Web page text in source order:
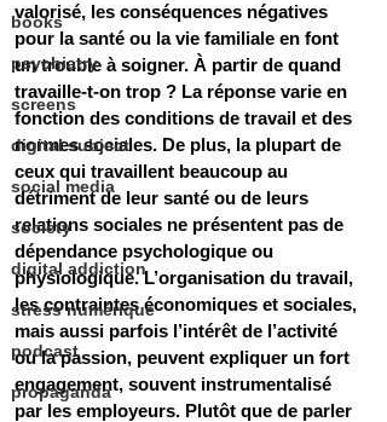
books
psychiatry
screens
digital subject
social media
society
digital addiction
stress numérique
podcast
propaganda
valorisé, les conséquences négatives
pour la santé ou la vie familiale en font
un trouble à soigner. À partir de quand
travaille-t-on trop ? La réponse varie en
fonction des conditions de travail et des
normes sociales. De plus, la plupart de
ceux qui travaillent beaucoup au
détriment de leur santé ou de leurs
relations sociales ne présentent pas de
dépendance psychologique ou
physiologique. L’organisation du travail,
les contraintes économiques et sociales,
mais aussi parfois l’intérêt de l’activité
ou la passion, peuvent expliquer un fort
engagement, souvent instrumentalisé
par les employeurs. Plutôt que de parler